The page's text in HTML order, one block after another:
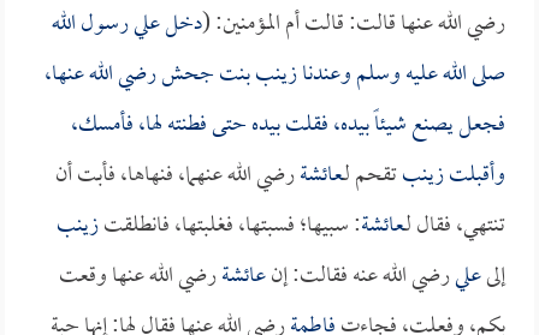
رضي الله عنها قالت: قالت أم المؤمنين: (دخل علي رسول الله
صلى الله عليه وسلم وعندنازينب بنت جحشرضي الله عنها،
فجعل يصنع شيئاً بيده، فقلت بيده حتى فطنته لها، فأمسك،
وأقبلتزينبتقحم لـعائشةرضي الله عنهما، فنهاها، فأبت أن
تنتهي، فقال لـعائشة: سبيها؛ فسبتها، فغلبتها، فانطلقتزينب
إلىعليرضي الله عنه فقالت: إنعائشةرضي الله عنها وقعت